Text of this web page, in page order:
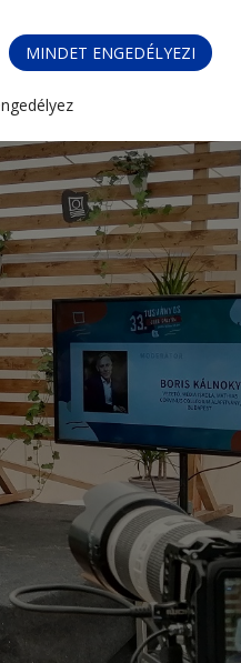
MINDET ENGEDÉLYEZI